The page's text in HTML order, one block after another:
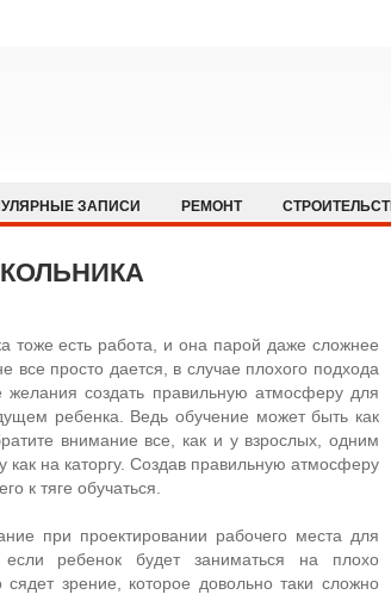
ЗАПИСИ РЕМОНТ
тоже есть работа, и она парой даже сложнее
все просто дается, в случае плохого подхода
создать правильную атмосферу для
ребенка. Ведь обучение может быть как
внимание все, как и у взрослых, одним
как на каторгу. Создав правильную атмосферу
к тяге обучаться.
при проектировании рабочего места для
ребенок будет заниматься на плохо
зрение, которое довольно таки сложно